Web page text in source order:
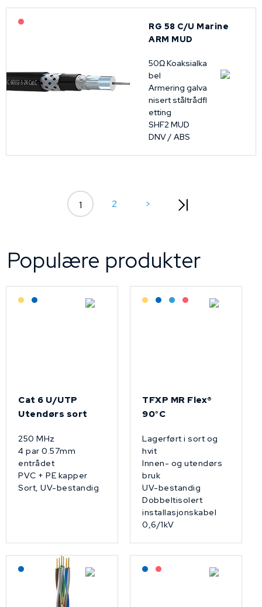
RG 58 C/U Marine
ARM MUD
50Ω Koaksialka
bel
Armering galva
nisert ståltrådfl
etting
SHF2 MUD
DNV / ABS
1 2 >
Populære produkter
Lagerført: Grossist
Lagerført: NEK Kabel
Cat 6 U/UTP
Utendørs sort
250 MHz
4 par 0.57mm
entrådet
PVC + PE kapper
Sort, UV-bestandig
Lagerført: Grossist
Lagerført: NEK Kabel
Bestilling: 2-3 uker
På forespørsel
TFXP MR Flex®
90°C
Lagerført i sort og
hvit
Innen- og utendørs
bruk
UV-bestandig
Dobbeltisolert
installasjonskabel
0,6/1kV
Lagerført: NEK Kabel Lagerført: NEK Kabel
På forespørsel